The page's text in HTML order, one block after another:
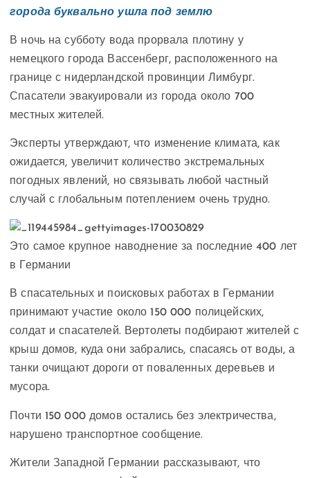
города буквально ушла под землю
В ночь на субботу вода прорвала плотину у
немецкого города Вассенберг, расположенного на
границе с нидерландской провинции Лимбург.
Спасатели эвакуировали из города около 700
местных жителей.
Эксперты утверждают, что изменение климата, как
ожидается, увеличит количество экстремальных
погодных явлений, но связывать любой частный
случай с глобальным потеплением очень трудно.
Это самое крупное наводнение за последние 400 лет
в Германии
В спасательных и поисковых работах в Германии
принимают участие около 150 000 полицейских,
солдат и спасателей. Вертолеты подбирают жителей с
крыш домов, куда они забрались, спасаясь от воды, а
танки очищают дороги от поваленных деревьев и
мусора.
Почти 150 000 домов остались без электричества,
нарушено транспортное сообщение.
Жители Западной Германии рассказывают, что